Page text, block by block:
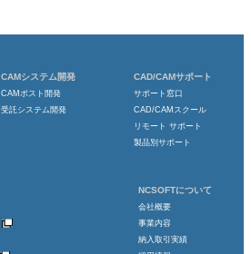
CAMシステム開発
CAMポスト開発
受託システム開発
CAD/CAMサポート
サポート窓口
CAD/CAMスクール
リモート サポート
製品別サポート
NCSOFTについて
会社概要
事業内容
納入取引実績